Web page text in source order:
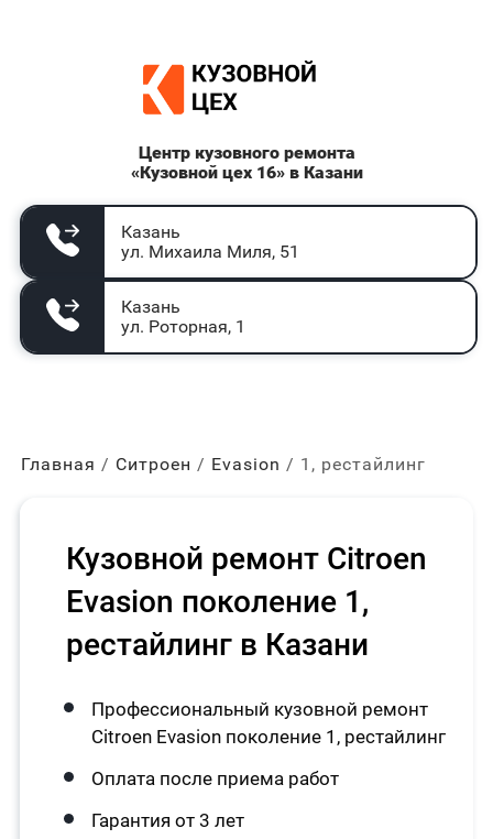
Центр кузовного ремонта
«Кузовной цех 16» в Казани
Казань
ул. Михаила Миля, 51
Казань
ул. Роторная, 1
Главная Ситроен Evasion 1, рестайлинг
Кузовной ремонт Citroen
Evasion поколение 1,
рестайлинг в Казани
Профессиональный кузовной ремонт
Citroen Evasion поколение 1, рестайлинг
Оплата после приема работ
Гарантия от 3 лет